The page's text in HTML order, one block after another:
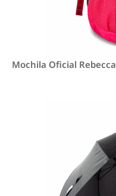
Mochila Oficial